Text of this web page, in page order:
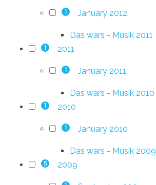
1 January 2012
Das wars - Musik 2011
1 2011
1 January 2011
Das wars - Musik 2010
1 2010
1 January 2010
Das wars - Musik 2009
5 2009